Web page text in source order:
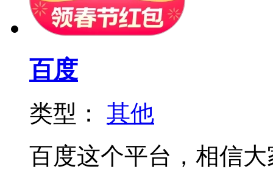
百度
类型： 其他
百度这个平台，相信